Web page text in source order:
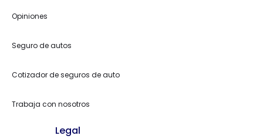
Opiniones
Seguro de autos
Cotizador de seguros de auto
Trabaja con nosotros
Legal